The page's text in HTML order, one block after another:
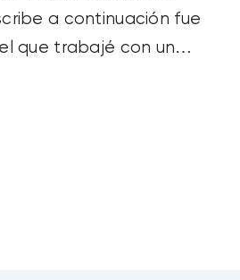
a continuación fue
que trabajé con un
que se estaban